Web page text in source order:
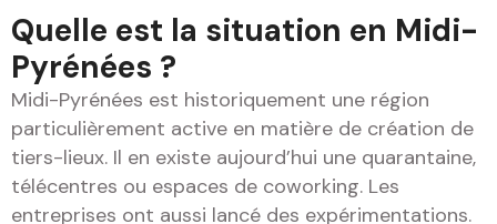
Quelle est la situation en Midi-
Pyrénées ?
Midi-Pyrénées est historiquement une région
particulièrement active en matière de création de
tiers-lieux. Il en existe aujourd’hui une quarantaine,
télécentres ou espaces de coworking. Les
entreprises ont aussi lancé des expérimentations.